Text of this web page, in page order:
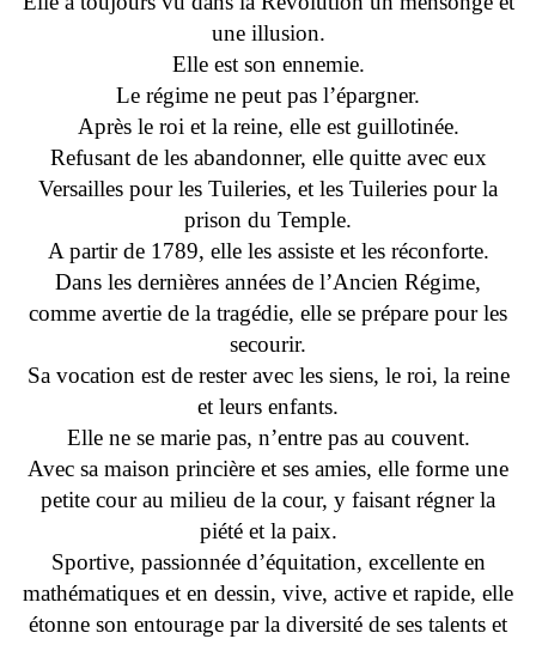
une illusion.
Elle est son ennemie.
Le régime ne peut pas l’épargner.
Après le roi et la reine, elle est guillotinée.
Refusant de les abandonner, elle quitte avec eux
Versailles pour les Tuileries, et les Tuileries pour la
prison du Temple.
A partir de 1789, elle les assiste et les réconforte.
Dans les dernières années de l’Ancien Régime,
comme avertie de la tragédie, elle se prépare pour les
secourir.
Sa vocation est de rester avec les siens, le roi, la reine
et leurs enfants.
Elle ne se marie pas, n’entre pas au couvent.
Avec sa maison princière et ses amies, elle forme une
petite cour au milieu de la cour, y faisant régner la
piété et la paix.
Sportive, passionnée d’équitation, excellente en
mathématiques et en dessin, vive, active et rapide, elle
étonne son entourage par la diversité de ses talents et